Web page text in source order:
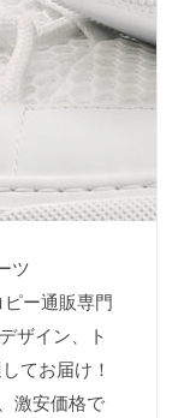
ツ
ピー通販専門
ザイン、ト
てお届け！
激安価格で